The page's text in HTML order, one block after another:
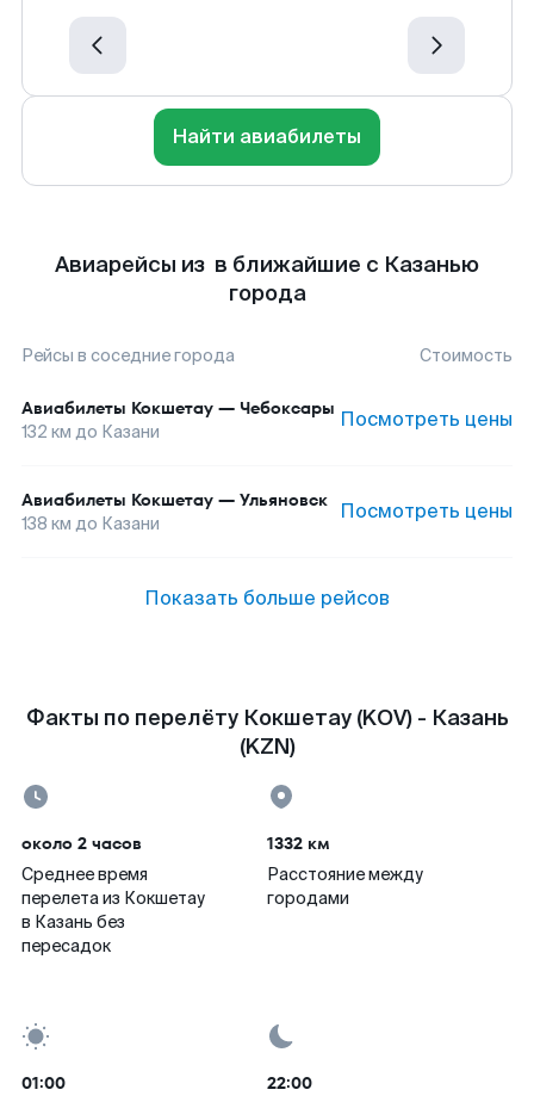
Найти авиабилеты
Авиарейсы из в ближайшие с Казанью
города
Рейсы в соседние города Стоимость
Авиабилеты Кокшетау — Чебоксары
132 км до Казани Посмотреть цены
Авиабилеты Кокшетау — Ульяновск
138 км до Казани Посмотреть цены
Показать больше рейсов
Факты по перелёту Кокшетау (KOV) - Казань
(KZN)
около 2 часов
Среднее время
перелета из Кокшетау
в Казань без
пересадок
1332 км
Расстояние между
городами
01:00 22:00